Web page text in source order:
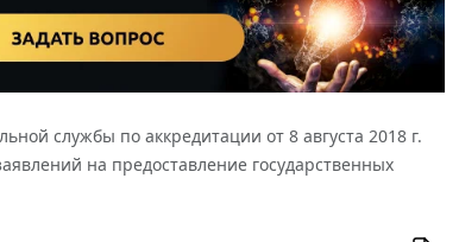
службы по аккредитации от 8 августа 2018 г.
на предоставление государственных